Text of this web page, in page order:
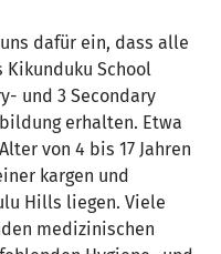
dafür ein, dass alle
Kikunduku School
und 3 Secondary
erhalten. Etwa
von 4 bis 17 Jahren
kargen und
Hills liegen. Viele
medizinischen